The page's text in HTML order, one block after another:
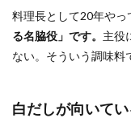
料理長として20年やっ
る名脇役」です。 主役
ない。そういう調味料
白だしが向いて